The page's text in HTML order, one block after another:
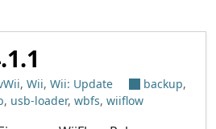
, Wii, Wii: Update backup,
, usb-loader, wbfs, wiiflow